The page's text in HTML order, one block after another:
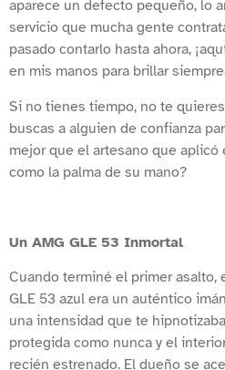
aparece un defecto pequeño, lo
servicio que mucha gente
pasado contarlo hasta ahora,
en mis manos para brillar
Si no tienes tiempo, no te
buscas a alguien de confianza
mejor que el artesano que
como la palma de su mano?
Un AMG GLE 53 Inmortal
Cuando terminé el primer asalto,
GLE 53 azul era un auténtico
una intensidad que te
protegida como nunca y el
recién estrenado. El dueño se